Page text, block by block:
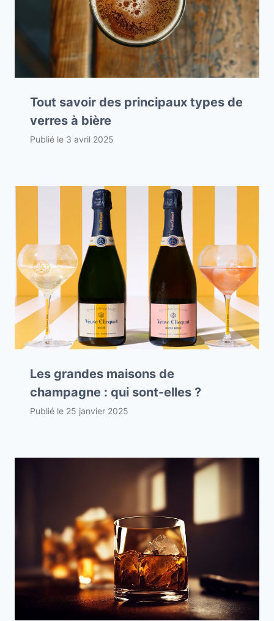
Tout savoir des principaux types de
verres à bière
Publié le 3 avril 2025
Les grandes maisons de
champagne : qui sont-elles ?
Publié le 25 janvier 2025